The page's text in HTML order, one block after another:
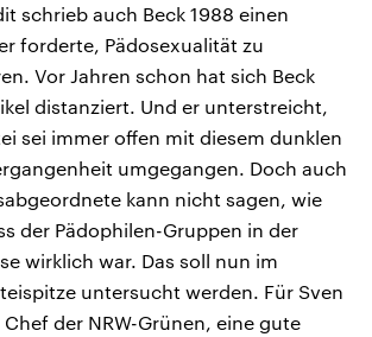
schrieb auch Beck 1988 einen
forderte, Pädosexualität zu
Vor Jahren schon hat sich Beck
distanziert. Und er unterstreicht,
sei immer offen mit diesem dunklen
umgegangen. Doch auch
kann nicht sagen, wie
der Pädophilen-Gruppen in der
wirklich war. Das soll nun im
untersucht werden. Für Sven
der NRW-Grünen, eine gute